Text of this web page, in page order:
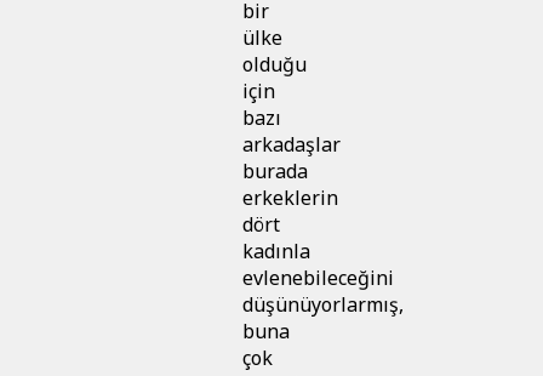
bir
ülke
olduğu
için
bazı
arkadaşlar
burada
erkeklerin
dört
kadınla
evlenebileceğini
düşünüyorlarmış,
buna
çok